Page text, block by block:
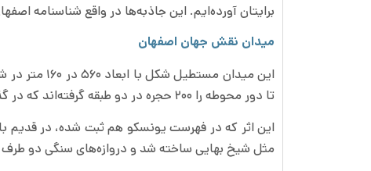
برایتان آورده‌ایم. این جاذبه‌ها در واقع شناسنامه
میدان نقش جهان اصفهان
تا دور محوطه را ۲۰۰ حجره در دو طبقه گرفته‌اند که در گذشته طاق‌های محافظ بودند و امروزه محل فروش صنایع دستی هستند.
مثل شیخ بهایی ساخته شد و دروازه‌های سنگی دو